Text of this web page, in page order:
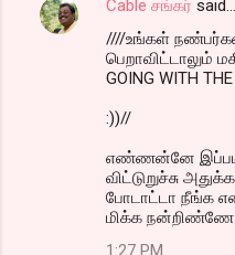
Cable சங்கர் said…
////உங்கள்
பெறாவிட்டாலும்
GOING WITH
:))//
எண்ணன்னே
விட்டுறுச்சு
போடாட்டா நீங்க
மிக்க நன்றிண்ணே..
1:27 PM